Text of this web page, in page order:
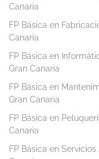
Canaria
FP Básica en
Canaria
FP Básica en
Gran Canaria
FP Básica en
Gran Canaria
FP Básica en
Canaria
FP Básica en